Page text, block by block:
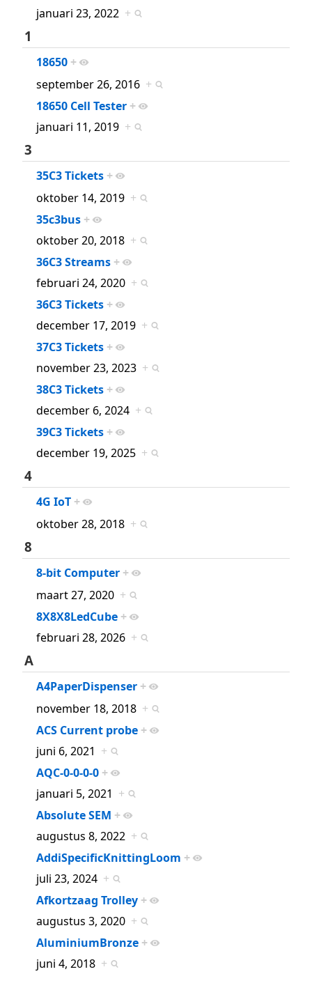
januari 23, 2022 +
1
18650 +
september 26, 2016 +
18650 Cell Tester +
januari 11, 2019 +
3
35C3 Tickets +
oktober 14, 2019 +
35c3bus +
oktober 20, 2018 +
36C3 Streams +
februari 24, 2020 +
36C3 Tickets +
december 17, 2019 +
37C3 Tickets +
november 23, 2023 +
38C3 Tickets +
december 6, 2024 +
39C3 Tickets +
december 19, 2025 +
4
4G IoT +
oktober 28, 2018 +
8
8-bit Computer +
maart 27, 2020 +
8X8X8LedCube +
februari 28, 2026 +
A
A4PaperDispenser +
november 18, 2018 +
ACS Current probe +
juni 6, 2021 +
AQC-0-0-0-0 +
januari 5, 2021 +
Absolute SEM +
augustus 8, 2022 +
AddiSpecificKnittingLoom +
juli 23, 2024 +
Afkortzaag Trolley +
augustus 3, 2020 +
AluminiumBronze +
juni 4, 2018 +